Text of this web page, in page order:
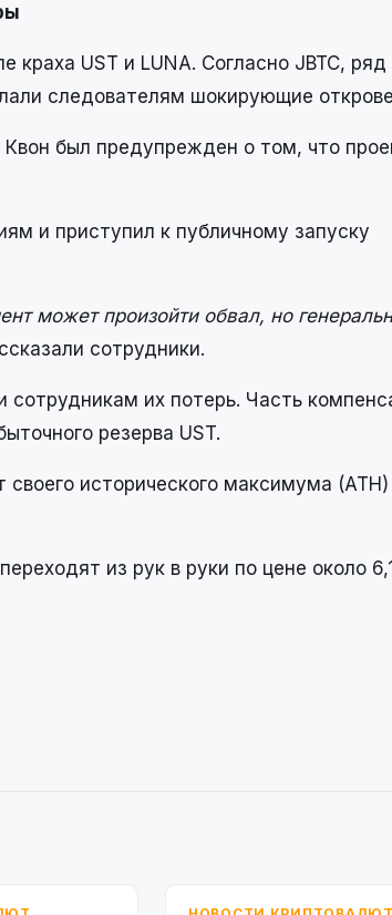
краха UST и LUNA. Согласно JBTC, ряд
следователям шокирующие
был предупрежден о том, что
и приступил к публичному запуску
может произойти обвал, но
сотрудники.
их потерь. Часть
резерва UST.
исторического максимума (ATH)
из рук в руки по цене около